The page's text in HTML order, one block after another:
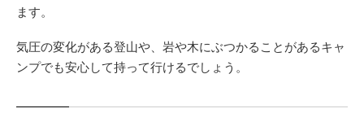
ます。
気圧の変化がある登山や、岩や木にぶつかることがあるキャ
ンプでも安心して持って行けるでしょう。